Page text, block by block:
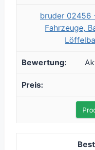
bruder 02456
Fahrzeuge,